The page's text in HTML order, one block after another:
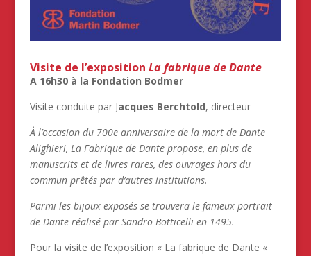
Visite de l’exposition La fabrique de Dante
A 16h30 à la Fondation Bodmer
Visite conduite par Jacques Berchtold, directeur
À l’occasion du 700e anniversaire de la mort de Dante
Alighieri, La Fabrique de Dante propose, en plus de
manuscrits et de livres rares, des ouvrages hors du
commun prêtés par d’autres institutions.
Parmi les bijoux exposés se trouvera le fameux portrait
de Dante réalisé par Sandro Botticelli en 1495.
Pour la visite de l’exposition « La fabrique de Dante «